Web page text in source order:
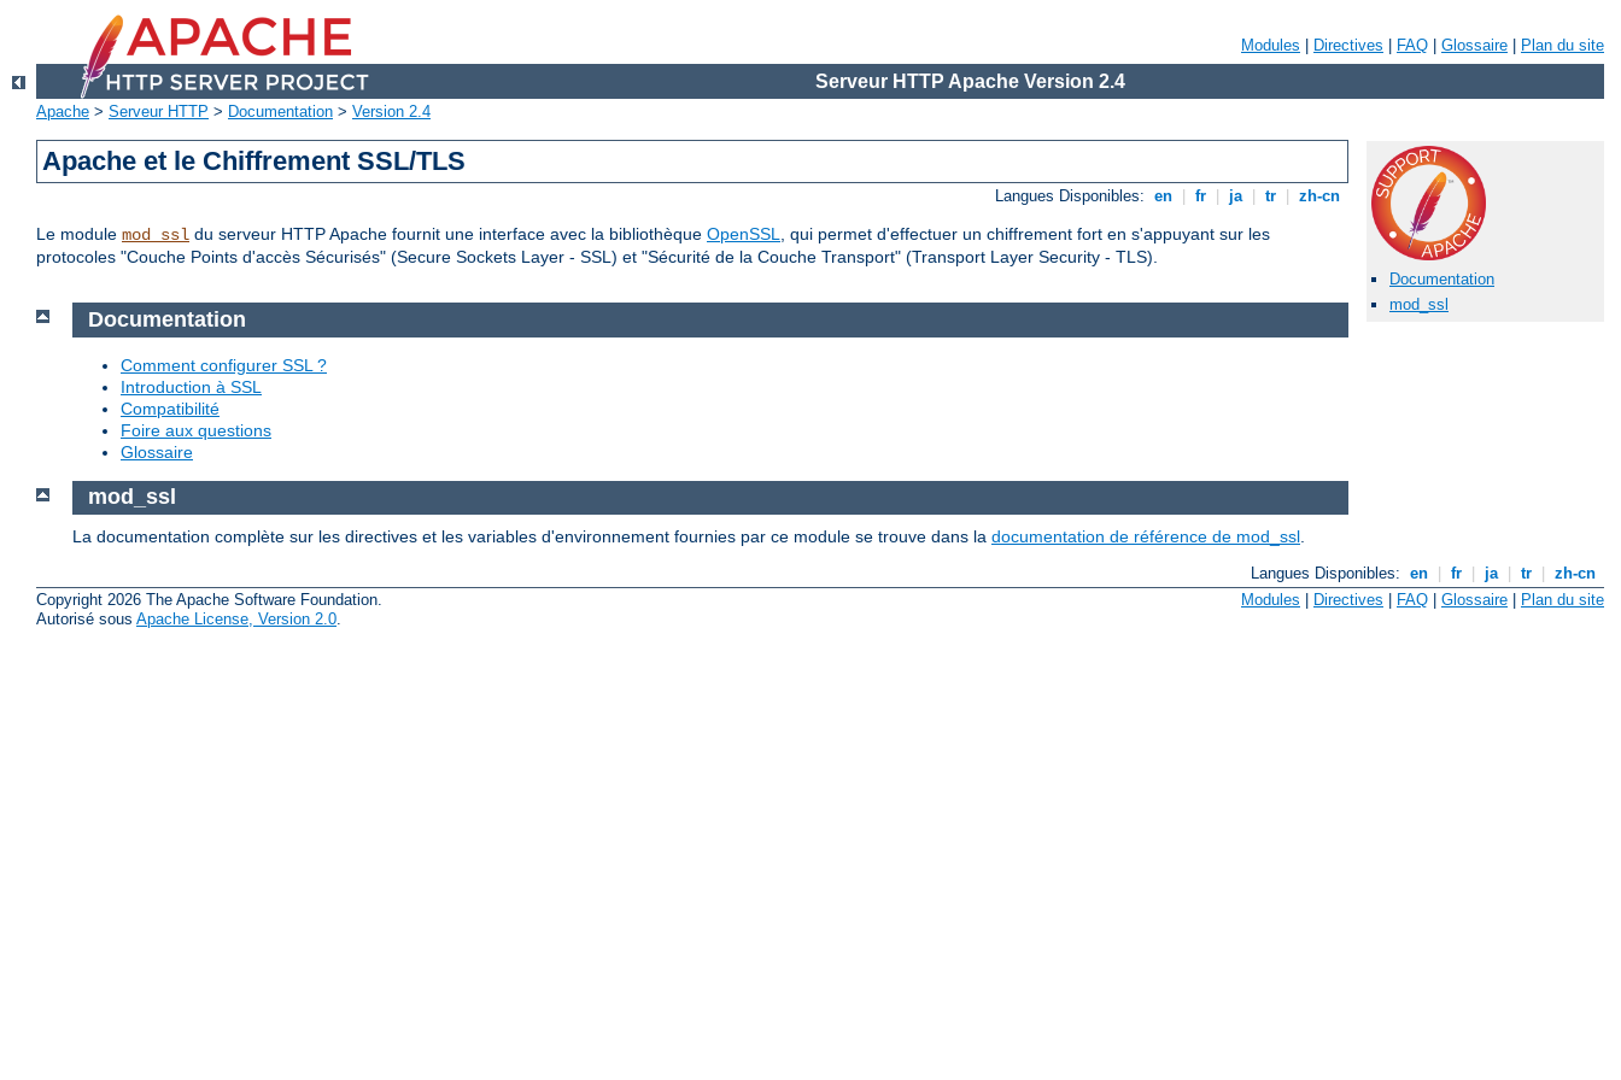
Modules Directives FAQ Glossaire Plan du site
Serveur HTTP Apache Version 2.4
Apache > Serveur HTTP > Documentation > Version 2.4
Apache et le Chiffrement SSL/TLS
Langues Disponibles: en fr ja tr zh-cn
Le module mod_ssl du serveur HTTP Apache fournit une interface avec la bibliothèque OpenSSL, qui permet d'effectuer un chiffrement fort en s'appuyant sur les
protocoles "Couche Points d'accès Sécurisés" (Secure Sockets Layer - SSL) et "Sécurité de la Couche Transport" (Transport Layer Security - TLS).
Documentation
mod_ssl
Documentation
Comment configurer SSL ?
Introduction à SSL
Compatibilité
Foire aux questions
Glossaire
mod_ssl
La documentation complète sur les directives et les variables d'environnement fournies par ce module se trouve dans la documentation de référence de mod_ssl
Langues Disponibles: en fr ja tr
zh-cn
Copyright 2026 The Apache Software Foundation.
Autorisé sous Apache License, Version 2.0.
Modules Directives FAQ Glossaire Plan du site